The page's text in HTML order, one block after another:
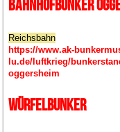
Bahnhofbunker
Reichsbahn
https://www.ak-
lu.de/luftkrieg/
oggersheim
Würfelbunker